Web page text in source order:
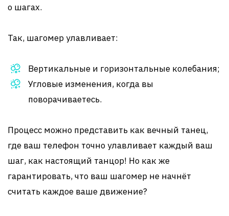
о шагах.
Так, шагомер улавливает:
Вертикальные и горизонтальные колебания;
Угловые изменения, когда вы
поворачиваетесь.
Процесс можно представить как вечный танец,
где ваш телефон точно улавливает каждый ваш
шаг, как настоящий танцор! Но как же
гарантировать, что ваш шагомер не начнёт
считать каждое ваше движение?